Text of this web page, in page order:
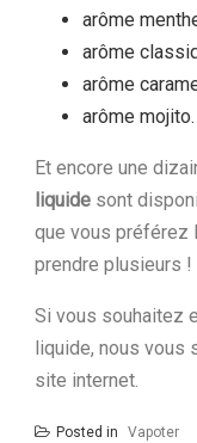
arôme
arôme
arôme
arôme mojito.
Et encore une
liquide sont
que vous préférez
prendre plusieurs !
Si vous souhaitez
liquide, nous vous
site internet.
Posted in Vapoter